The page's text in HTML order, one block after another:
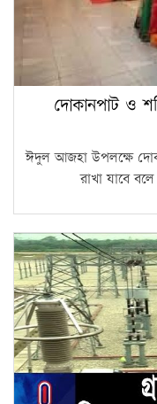
দোকানপাট ও
ঈদুল আজহা উপলক্ষে
রাখা যাবে